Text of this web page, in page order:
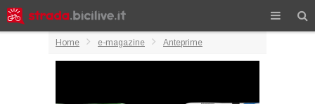
Home e-magazine Anteprime